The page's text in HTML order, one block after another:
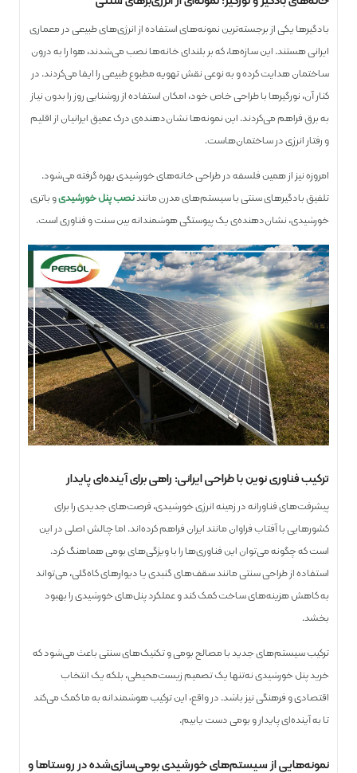
بادگیرها یکی از برجسته‌ترین نمونه‌های استفاده از انرژی‌های طبیعی در معماری
ایرانی هستند. این سازه‌ها، که بر بلندای خانه‌ها نصب می‌شدند، هوا را به درون
ساختمان هدایت کرده و به نوعی نقش تهویه مطبوع طبیعی را ایفا می‌کردند. در
کنار آن، نورگیرها با طراحی خاص خود، امکان استفاده از روشنایی روز را بدون نیاز
به برق فراهم می‌کردند. این نمونه‌ها نشان‌دهنده‌ی درک عمیق ایرانیان از اقلیم
و رفتار انرژی در ساختمان‌هاست.
امروزه نیز از همین فلسفه در طراحی خانه‌های خورشیدی بهره گرفته می‌شود.
تلفیق بادگیرهای سنتی با سیستم‌های مدرن مانندنصب پنل خورشیدیو باتری
خورشیدی، نشان‌دهنده‌ی یک پیوستگی هوشمندانه بین سنت و فناوری است.
ترکیب فناوری نوین با طراحی ایرانی: راهی برای آینده‌ای پایدار
پیشرفت‌های فناورانه در زمینه انرژی خورشیدی، فرصت‌های جدیدی را برای
کشورهایی با آفتاب فراوان مانند ایران فراهم کرده‌اند. اما چالش اصلی در این
است که چگونه می‌توان این فناوری‌ها را با ویژگی‌های بومی هماهنگ کرد.
استفاده از طراحی سنتی مانند سقف‌های گنبدی یا دیوارهای کاه‌گلی، می‌تواند
به کاهش هزینه‌های ساخت کمک کند و عملکرد پنل‌های خورشیدی را بهبود
بخشد.
ترکیب سیستم‌های جدید با مصالح بومی و تکنیک‌های سنتی باعث می‌شود که
خرید پنل خورشیدی نه‌تنها یک تصمیم زیست‌محیطی، بلکه یک انتخاب
اقتصادی و فرهنگی نیز باشد. در واقع، این ترکیب هوشمندانه به ما کمک می‌کند
تا به آینده‌ای پایدار و بومی دست یابیم.
نمونه‌هایی از سیستم‌های خورشیدی بومی‌سازی‌شده در روستاها و